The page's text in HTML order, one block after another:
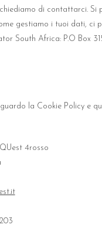
di contattarci.
gestiamo i tuoi dati,
South Africa: P.O Box
la Cookie Policy e
4rosso